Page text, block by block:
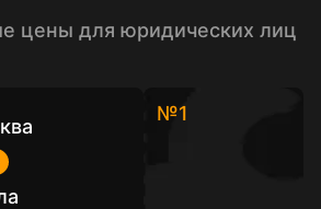
цены для юридических лиц
№1